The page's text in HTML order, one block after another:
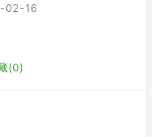
02-16
(0)